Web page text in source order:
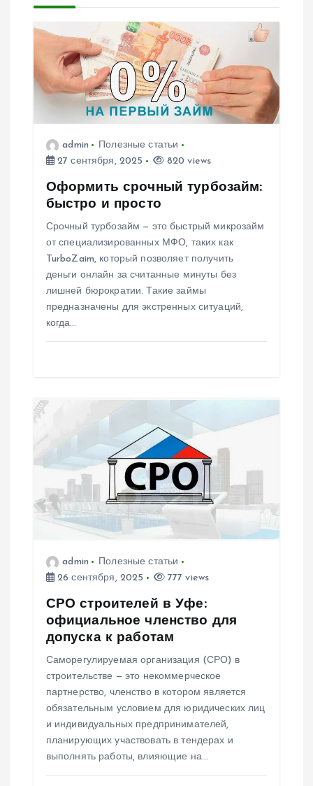
г
а
ц
и
с
я
м
admin
Полезные статьи
27 сентября, 2025
820 views
Оформить срочный турбозайм:
быстро и просто
Срочный турбозайм — это быстрый микрозайм
от специализированных МФО, таких как
TurboZaim, который позволяет получить
деньги онлайн за считанные минуты без
лишней бюрократии. Такие займы
предназначены для экстренных ситуаций,
когда…
admin
Полезные статьи
26 сентября, 2025
777 views
СРО строителей в Уфе:
официальное членство для
допуска к работам
Саморегулируемая организация (СРО) в
строительстве — это некоммерческое
партнерство, членство в котором является
обязательным условием для юридических лиц
и индивидуальных предпринимателей,
планирующих участвовать в тендерах и
выполнять работы, влияющие на…